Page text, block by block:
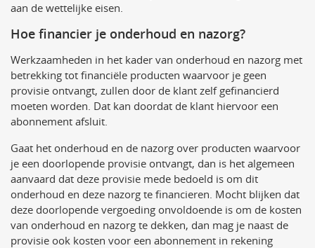
aan de wettelijke eisen.
Hoe financier je onderhoud en nazorg?
Werkzaamheden in het kader van onderhoud en nazorg met
betrekking tot financiële producten waarvoor je geen
provisie ontvangt, zullen door de klant zelf gefinancierd
moeten worden. Dat kan doordat de klant hiervoor een
abonnement afsluit.
Gaat het onderhoud en de nazorg over producten waarvoor
je een doorlopende provisie ontvangt, dan is het algemeen
aanvaard dat deze provisie mede bedoeld is om dit
onderhoud en deze nazorg te financieren. Mocht blijken dat
deze doorlopende vergoeding onvoldoende is om de kosten
van onderhoud en nazorg te dekken, dan mag je naast de
provisie ook kosten voor een abonnement in rekening